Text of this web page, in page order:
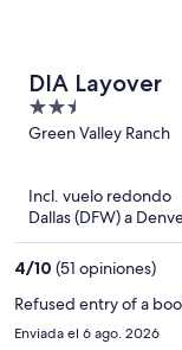
DIA Layover
2.5
out
5
Green Valley Ranch
Incl. vuelo redondo
Dallas (DFW) a
4/10 (51 opiniones)
Refused entry of a
Enviada el 6 ago. 2026